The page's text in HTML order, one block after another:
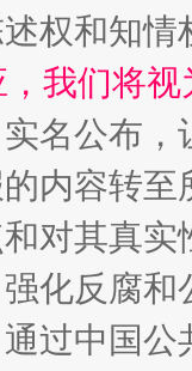
权和知情
我们将
名公布
内容转
对其真实
强化反腐
过中国